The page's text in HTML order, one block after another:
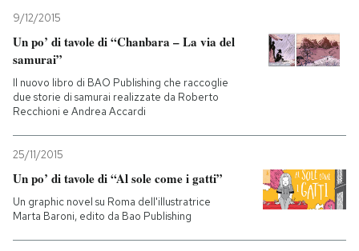
9/12/2015
Un po’ di tavole di “Chanbara – La via del
samurai”
Il nuovo libro di BAO Publishing che raccoglie
due storie di samurai realizzate da Roberto
Recchioni e Andrea Accardi
25/11/2015
Un po’ di tavole di “Al sole come i gatti”
Un graphic novel su Roma dell'illustratrice
Marta Baroni, edito da Bao Publishing